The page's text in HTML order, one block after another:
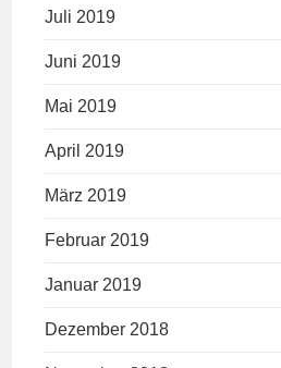
Juli 2019
Juni 2019
Mai 2019
April 2019
März 2019
Februar 2019
Januar 2019
Dezember 2018